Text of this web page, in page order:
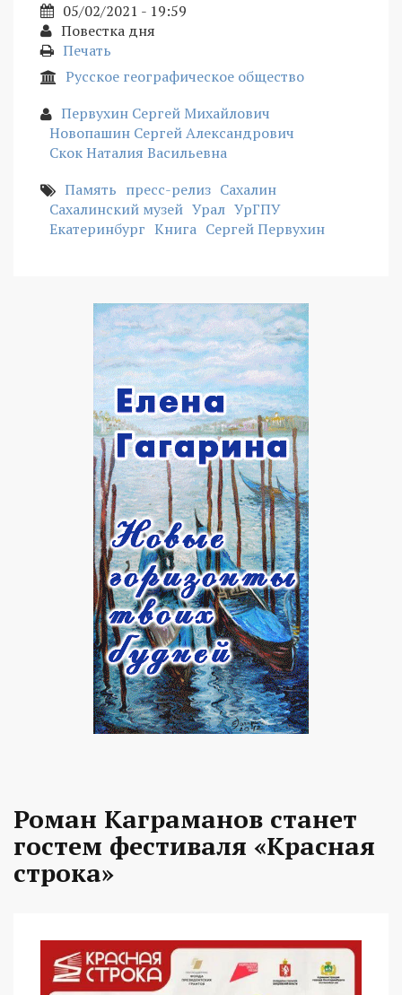
05/02/2021 - 19:59
Повестка дня
Печать
Русское географическое общество
Первухин Сергей Михайлович
Новопашин Сергей Александрович
Скок Наталия Васильевна
Память пресс-релиз Сахалин
Сахалинский музей Урал УрГПУ
Екатеринбург Книга Сергей Первухин
Роман Каграманов станет
гостем фестиваля «Красная
строка»